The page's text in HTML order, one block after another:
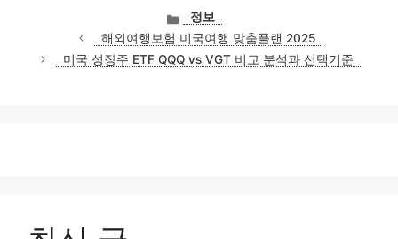
카
테
고
리
정보
해외여행보험 미국여행 맞춤플랜 2025
미국 성장주 ETF QQQ vs VGT 비교 분석과 선택기준